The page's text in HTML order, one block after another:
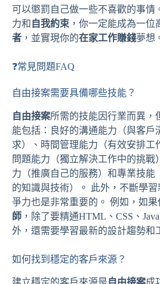
可以懲罰自己做一些不喜歡的事情
力和 自我約束 ，你一定能成為一位
者 ，並實現你的在家工作賺錢夢想
❓常見問題FAQ
自由接案需要具備哪些技能？
自由接案所需的技能因行業而異，
能包括：良好的溝通能力（與客戶
求）、時間管理能力（有效安排工
問題能力（獨立解決工作中的挑戰
力（推廣自己的服務）和專業技能
的知識與技術）。 此外，不斷學
爭力也是非常重要的。 例如，如果
師 ，除了要精通HTML、CSS、
外，還需要學習最新的設計趨勢和
如何找到穩定的客戶來源？